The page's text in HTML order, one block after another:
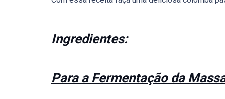
Ingredientes:
Para a Fermentação da